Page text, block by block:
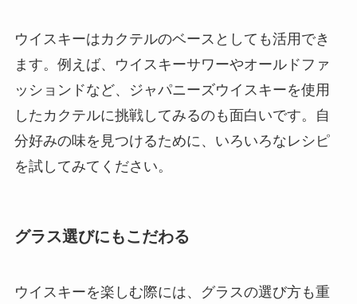
ウイスキーはカクテルのベースとしても活用でき
ます。例えば、ウイスキーサワーやオールドファ
ッションドなど、ジャパニーズウイスキーを使用
したカクテルに挑戦してみるのも面白いです。自
分好みの味を見つけるために、いろいろなレシピ
を試してみてください。
グラス選びにもこだわる
ウイスキーを楽しむ際には、グラスの選び方も重